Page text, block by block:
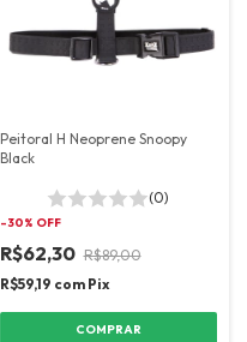
Peitoral H Neoprene Snoopy
Black
(0)
-30% OFF
R$62,30 R$89,00
R$59,19 com Pix
COMPRAR